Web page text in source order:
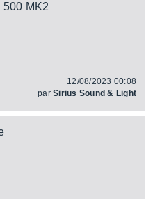
500 MK2
12/08/2023 00:08
parSirius Sound & Light